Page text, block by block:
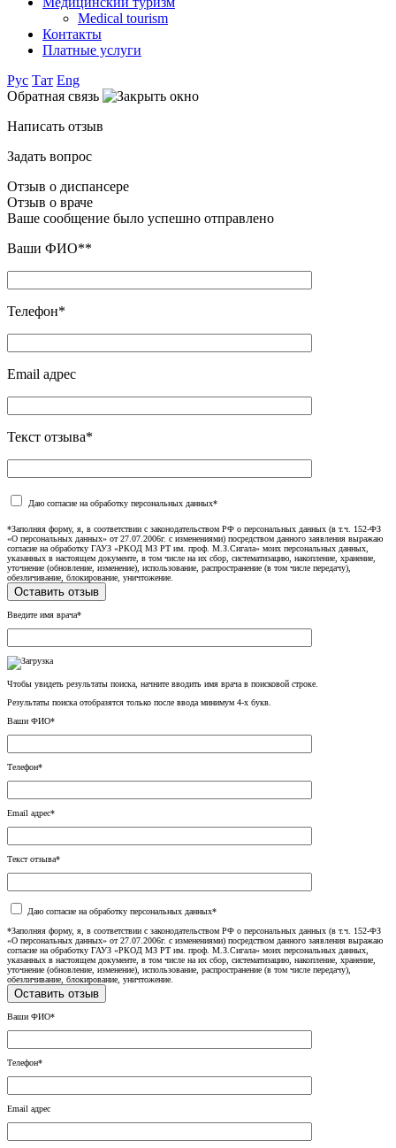
Medical tourism
Контакты
Платные услуги
Рус Тат Eng
Обратная связь
Написать отзыв
Задать вопрос
Отзыв о диспансере
Отзыв о враче
Ваше сообщение было успешно отправлено
Ваши ФИО**
Телефон*
Email адрес
Текст отзыва*
Даю согласие на обработку персональных данных*
*Заполняя форму, я, в соответствии с законодательством РФ о персональных данных (в т.ч. 152-ФЗ
«О персональных данных» от 27.07.2006г. с изменениями) посредством данного заявления выражаю
согласие на обработку ГАУЗ «РКОД МЗ РТ им. проф. М.З.Сигала» моих персональных данных,
указанных в настоящем документе, в том числе на их сбор, систематизацию, накопление, хранение,
уточнение (обновление, изменение), использование, распространение (в том числе передачу),
обезличивание, блокирование, уничтожение.
Введите имя врача*
Чтобы увидеть результаты поиска, начните вводить имя врача в поисковой строке.
Результаты поиска отобразятся только после ввода минимум 4-х букв.
Ваши ФИО*
Телефон*
Email адрес*
Текст отзыва*
Даю согласие на обработку персональных данных*
*Заполняя форму, я, в соответствии с законодательством РФ о персональных данных (в т.ч. 152-ФЗ
«О персональных данных» от 27.07.2006г. с изменениями) посредством данного заявления выражаю
согласие на обработку ГАУЗ «РКОД МЗ РТ им. проф. М.З.Сигала» моих персональных данных,
указанных в настоящем документе, в том числе на их сбор, систематизацию, накопление, хранение,
уточнение (обновление, изменение), использование, распространение (в том числе передачу),
обезличивание, блокирование, уничтожение.
Ваши ФИО*
Телефон*
Email адрес